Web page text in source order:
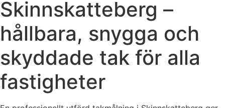
Skinnskatteberg –
hållbara, snygga och
skyddade tak för alla
fastigheter